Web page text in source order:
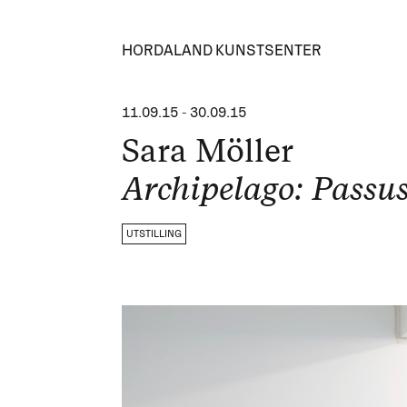
HORDALAND KUNSTSENTER
11.09.15 - 30.09.15
Sara Möller
Archipelago:
UTSTILLING